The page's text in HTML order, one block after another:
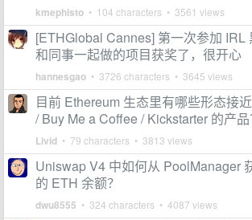
kmephisto • 104 characters • 3561 views
[ETHGlobal Cannes] 第一次参加 IRL
和同事一起做的项目获奖了，很开心
hannesgao • 3726 characters • 3645 views
目前 Ethereum 生态里有哪些形态接
/ Buy Me a Coffee / Kickstarter 的产品
Livid • 79 characters • 3813 views
Uniswap V4 中如何从 PoolManager
的 ETH 余额？
dwu8555 • 324 characters • 4087 views